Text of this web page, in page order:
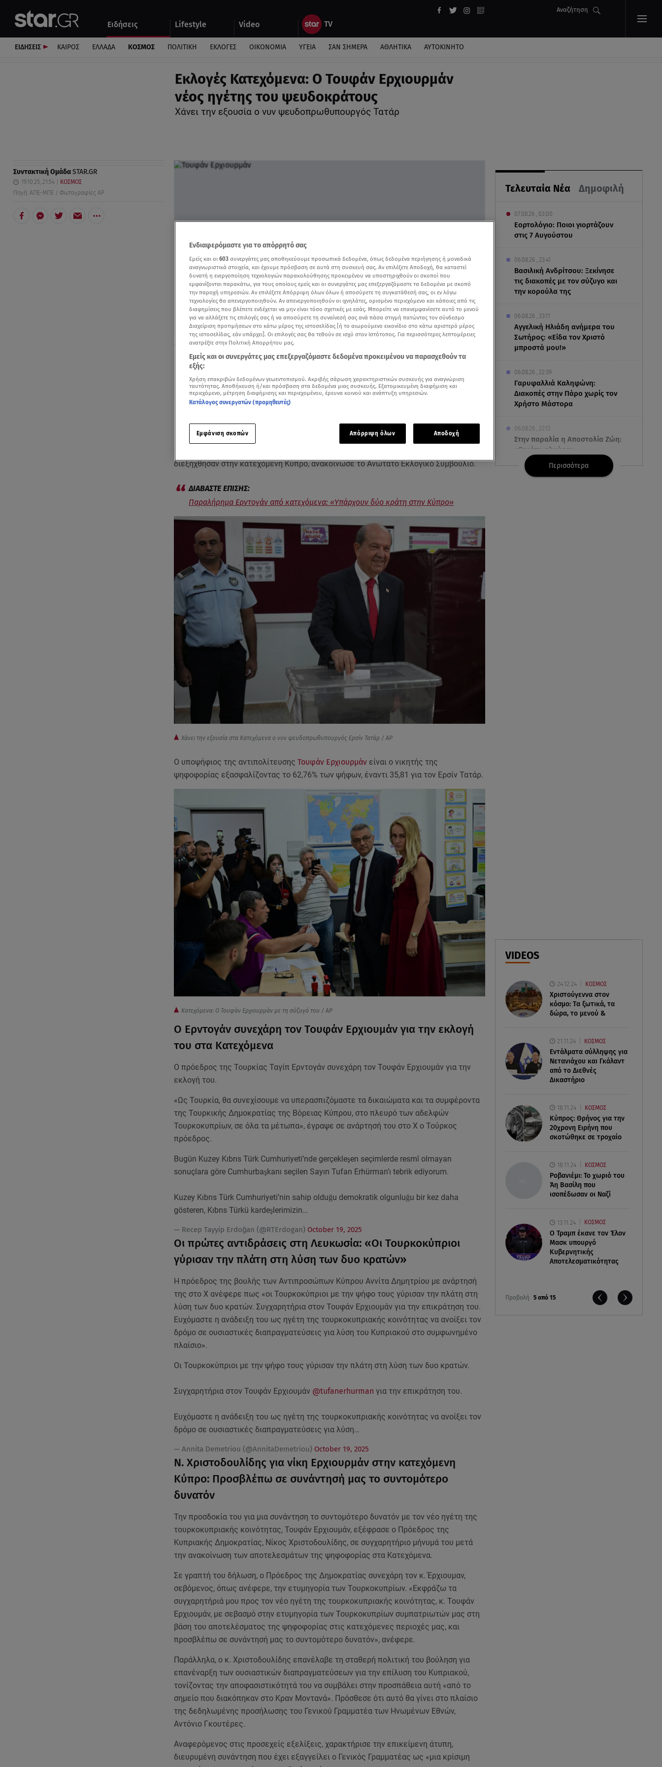
Ειδήσεις Lifestyle Video
Αναζήτηση
Αυτοκίνητο
ΕΙΔΗΣΕΙΣ ΚΑΙΡΟΣ ΕΛΛΑΔΑ ΚΟΣΜΟΣ ΠΟΛΙΤΙΚΗ ΕΚΛΟΓΕΣ ΟΙΚΟΝΟΜΙΑ ΥΓΕΙΑ ΣΑΝ ΣΗΜΕΡΑ ΑΘΛΗΤΙΚΑ ΑΥΤΟΚΙΝΗΤΟ
Εκλογές Κατεχόμενα: Ο Τουφάν Ερχιουρμάν
νέος ηγέτης του ψευδοκράτους
Χάνει την εξουσία ο νυν ψευδοπρωθυπουργός Τατάρ
Τελευταία Νέα Δημοφιλή
07.08.26 , 03:00
Εορτολόγιο: Ποιοι γιορτάζουν
στις 7 Αυγούστου
06.08.26 , 23:41
Βασιλική Ανδρίτσου: Ξεκίνησε
τις διακοπές με τον σύζυγο και
την κορούλα της
06.08.26 , 23:11
Αγγελική Ηλιάδη ανήμερα του
Σωτήρος: «Είδα τον Χριστό
μπροστά μου!»
06.08.26 , 22:39
Γαρυφαλλιά Καληφώνη:
Διακοπές στην Πάρο χωρίς τον
Χρήστο Μάστορα
06.08.26 , 22:12
Στην παραλία η Αποστολία Ζώη:
«Γεμάτη αλμύρα»
06.08.26 , 22:10
κούραση του χειμώνα»
06.08.26 , 20:04
Σαμοθράκη: Συγκλονιστική
διάσωση 15χρονης από
δύσβατο φαράγγι
Περισσότερα
VIDEOS
24.12.24 ΚΟΣΜΟΣ
Χριστούγεννα στον
κόσμο: Tα ξωτικά, τα
δώρα, το μενού &
21.11.24 ΚΟΣΜΟΣ
Εντάλματα σύλληψης για
Νετανιάχου και Γκάλαντ
από το Διεθνές
Δικαστήριο
18.11.24 ΚΟΣΜΟΣ
Κύπρος: Θρήνος για την
20χρονη Ειρήνη που
σκοτώθηκε σε τροχαίο
18.11.24 ΚΟΣΜΟΣ
Ροβανιέμι: Το χωριό του
Άη Βασίλη που
ισοπέδωσαν οι Ναζί
13.11.24 ΚΟΣΜΟΣ
O Τραμπ έκανε τον Έλον
Μασκ υπουργό
Κυβερνητικής
Αποτελεσματικότητας
Προβολή 5 από 15
Συντακτική ΟμάδαSTAR.GR
19.10.25, 21:54
ΚΟΣΜΟΣ
Πηγή: ΑΠΕ-ΜΠΕ / Φωτογραφίες AP
Ο Τουφάν Ερχιουρμάν νέος ηγέτης του ψευδοκράτους / ΕΡΤ
Δείτε περισσότερα άρθρα μας στα αποτελέσματα αναζήτησης
Add star.gr on Google
Ο τουρκοκύπριος ηγέτης
, που υποστηρίζεται από τον πρόεδρο της
Τουρκίας Ταγίπ Ερντογάν, ηττήθηκε στις «προεδρικές εκλογές» οι οποίες
διεξήχθησαν στην κατεχόμενη Κύπρο, ανακοίνωσε το Ανώτατο Εκλογικό Συμβούλιο.
Παραλήρημα Ερντογάν από κατεχόμενα: «Υπάρχουν δύο κράτη στην Κύπρο»
Χάνει την εξουσία στα Κατεχόμενα ο νυν ψευδοπρωθυπουργός Ερσίν Τατάρ / AP
Ο υποψήφιος της αντιπολίτευσης Τουφάν Ερχιουρμάνείναι ο νικητής της
ψηφοφορίας εξασφαλίζοντας το 62,76% των ψήφων, έναντι 35,81 για τον Ερσίν Τατάρ.
Κατεχόμενα: Ο Τουφάν Ερχιουρμάν με τη σύζυγό του / AP
Ο Ερντογάν συνεχάρη τον Τουφάν Ερχιουμάν για την εκλογή
του στα Κατεχόμενα
Ο πρόεδρος της Τουρκίας Ταγίπ Ερντογάν συνεχάρη τον Τουφάν Ερχιουμάν για την
εκλογή του.
«Ως Τουρκία, θα συνεχίσουμε να υπερασπιζόμαστε τα δικαιώματα και τα συμφέροντα
της Τουρκικής Δημοκρατίας της Βόρειας Κύπρου, στο πλευρό των αδελφών
Τουρκοκυπρίων, σε όλα τα μέτωπα», έγραψε σε ανάρτησή του στο Χ ο Τούρκος
πρόεδρος.
Bugün Kuzey Kıbrıs Türk Cumhuriyeti’nde gerçekleşen seçimlerde resmî olmayan
sonuçlara göre Cumhurbaşkanı seçilen Sayın Tufan Erhürman’ı tebrik ediyorum.
Kuzey Kıbrıs Türk Cumhuriyeti’nin sahip olduğu demokratik olgunluğu bir kez daha
gösteren, Kıbrıs Türkü kardeşlerimizin…
— Recep Tayyip Erdoğan (@RTErdogan) October 19, 2025
Οι πρώτες αντιδράσεις στη Λευκωσία: «Οι Τουρκοκύπριοι
γύρισαν την πλάτη στη λύση των δυο κρατών»
Η πρόεδρος της βουλής των Αντιπροσώπων Κύπρου Αννίτα Δημητρίου με ανάρτησή
της στο Χ ανέφερε πως «οι Τουρκοκύπριοι με την ψήφο τους γύρισαν την πλάτη στη
λύση των δυο κρατών. Συγχαρητήρια στον Τουφάν Ερχιουμάν για την επικράτηση του.
Ευχόμαστε η ανάδειξη του ως ηγέτη της τουρκοκυπριακής κοινότητας να ανοίξει τον
δρόμο σε ουσιαστικές διαπραγματεύσεις για λύση του Κυπριακού στο συμφωνημένο
πλαίσιο».
Οι Τουρκοκύπριοι με την ψήφο τους γύρισαν την πλάτη στη λύση των δυο κρατών.
Συγχαρητήρια στον Τουφάν Ερχιουμάν @tufanerhurman για την επικράτηση του.
Ευχόμαστε η ανάδειξη του ως ηγέτη της τουρκοκυπριακής κοινότητας να ανοίξει τον
δρόμο σε ουσιαστικές διαπραγματεύσεις για λύση…
— Annita Demetriou (@AnnitaDemetriou) October 19, 2025
Ν. Χριστοδουλίδης για νίκη Ερχιουρμάν στην κατεχόμενη
Κύπρο: Προσβλέπω σε συνάντησή μας το συντομότερο
δυνατόν
Την προσδοκία του για μια συνάντηση το συντομότερο δυνατόν με τον νέο ηγέτη της
τουρκοκυπριακής κοινότητας, Τουφάν Ερχιουμάν, εξέφρασε ο Πρόεδρος της
Κυπριακής Δημοκρατίας, Νίκος Χριστοδουλίδης, σε συγχαρητήριο μήνυμά του μετά
την ανακοίνωση των αποτελεσμάτων της ψηφοφορίας στα Κατεχόμενα.
Σε γραπτή του δήλωση, ο Πρόεδρος της Δημοκρατίας συνεχάρη τον κ. Έρχιουμαν,
σεβόμενος, όπως ανέφερε, την ετυμηγορία των Τουρκοκυπρίων. «Εκφράζω τα
συγχαρητήριά μου προς τον νέο ηγέτη της τουρκοκυπριακής κοινότητας, κ. Τουφάν
Ερχιουμάν, με σεβασμό στην ετυμηγορία των Τουρκοκυπρίων συμπατριωτών μας στη
βάση του αποτελέσματος της ψηφοφορίας στις κατεχόμενες περιοχές μας, και
προσβλέπω σε συνάντησή μας το συντομότερο δυνατόν», ανέφερε.
Παράλληλα, ο κ. Χριστοδουλίδης επανέλαβε τη σταθερή πολιτική του βούληση για
επανέναρξη των ουσιαστικών διαπραγματεύσεων για την επίλυση του Κυπριακού,
τονίζοντας την αποφασιστικότητά του να συμβάλει στην προσπάθεια αυτή «από το
σημείο που διακόπηκαν στο Κραν Μοντανά». Πρόσθεσε ότι αυτό θα γίνει στο πλαίσιο
της δεδηλωμένης προσήλωσης του Γενικού Γραμματέα των Ηνωμένων Εθνών,
Αντόνιο Γκουτέρες.
Αναφερόμενος στις προσεχείς εξελίξεις, χαρακτήρισε την επικείμενη άτυπη,
διευρυμένη συνάντηση που έχει εξαγγείλει ο Γενικός Γραμματέας ως «μια κρίσιμη
Ενδιαφερόμαστε για το απόρρητό σας
Εμείς και οι 603 συνεργάτες μας αποθηκεύουμε προσωπικά δεδομένα, όπως δεδομένα περιήγησης ή μοναδικά
αναγνωριστικά στοιχεία, και έχουμε πρόσβαση σε αυτά στη συσκευή σας. Αν επιλέξετε Αποδοχή, θα καταστεί
δυνατή η ενεργοποίηση τεχνολογιών παρακολούθησης προκειμένου να υποστηριχθούν οι σκοποί που
εμφανίζονται παρακάτω, για τους οποίους εμείς και οι συνεργάτες μας επεξεργαζόμαστε τα δεδομένα με σκοπό
την παροχή υπηρεσιών. Αν επιλέξετε Απόρριψη όλων όλων ή αποσύρετε τη συγκατάθεσή σας, οι εν λόγω
τεχνολογίες θα απενεργοποιηθούν. Αν απενεργοποιηθούν οι ιχνηλάτες, ορισμένο περιεχόμενο και κάποιες από τις
διαφημίσεις που βλέπετε ενδέχεται να μην είναι τόσο σχετικές με εσάς. Μπορείτε να επανεμφανίσετε αυτό το μενού
για να αλλάξετε τις επιλογές σας ή να αποσύρετε τη συναίνεσή σας ανά πάσα στιγμή πατώντας τον σύνδεσμο
Διαχείριση προτιμήσεων στο κάτω μέρος της ιστοσελίδας [ή το αιωρούμενο εικονίδιο στο κάτω αριστερό μέρος
της ιστοσελίδας, εάν υπάρχει]. Οι επιλογές σας θα τεθούν σε ισχύ στον Ιστότοπος. Για περισσότερες λεπτομέρειες
ανατρέξτε στην Πολιτική Απορρήτου μας.
Εμείς και οι συνεργάτες μας επεξεργαζόμαστε δεδομένα προκειμένου να παρασχεθούν τα
εξής:
Χρήση επακριβών δεδομένων γεωεντοπισμού. Ακριβής σάρωση χαρακτηριστικών συσκευής για αναγνώριση
ταυτότητας. Αποθήκευση ή/και πρόσβαση στα δεδομένα μιας συσκευής. Εξατομικευμένη διαφήμιση και
περιεχόμενο, μέτρηση διαφήμισης και περιεχομένου, έρευνα κοινού και ανάπτυξη υπηρεσιών.
Κατάλογος συνεργατών (προμηθευτές)
Εμφάνιση σκοπών Απόρριψη όλων Αποδοχή